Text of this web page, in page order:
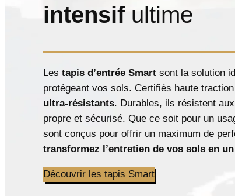
intensifultime
Lestapis d’entrée Smart sont la solution
protégeant vos sols. Certifiés haute
ultra-résistants. Durables, ils résistent
propre et sécurisé. Que ce soit pour un
sont conçus pour offrir un maximum de
transformez l’entretien de vos sols en un
Découvrir les tapis Smart